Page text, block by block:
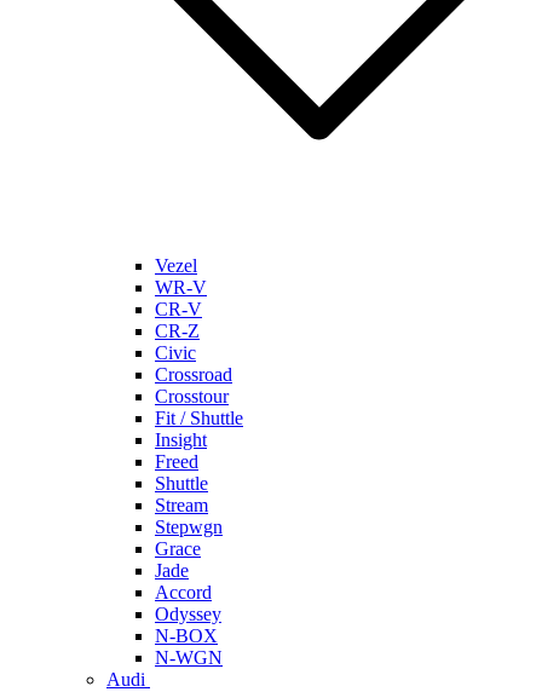
Vezel
WR-V
CR-V
CR-Z
Civic
Crossroad
Crosstour
Fit / Shuttle
Insight
Freed
Shuttle
Stream
Stepwgn
Grace
Jade
Accord
Odyssey
N-BOX
N-WGN
Audi